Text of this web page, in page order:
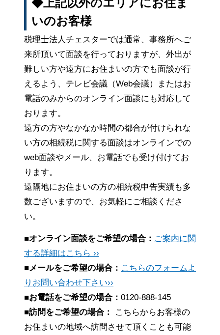
◆上記以外のエリアにお住ま
いのお客様
税理士法人チェスターでは通常、事務所へご
来所頂いて面談を行っておりますが、外出が
難しい方や遠方にお住まいの方でも面談が行
えるよう、テレビ会議（Web会議）またはお
電話のみからのオンライン面談にも対応して
おります。
遠方の方やなかなか時間の都合が付けられな
い方の相続税に関する面談はオンラインでの
web面談やメール、お電話でも受け付けてお
ります。
遠隔地にお住まいの方の相続税申告実績も多
数ございますので、お気軽にご相談くださ
い。
■オンライン面談をご希望の場合： ご案内に関
する詳細はこちら ››
■メールをご希望の場合： こちらのフォームよ
りお問い合わせ下さい››
■お電話をご希望の場合： 0120-888-145
■訪問をご希望の場合：
こちらからお客様の
お住まいの地域へ訪問させて頂くことも可能